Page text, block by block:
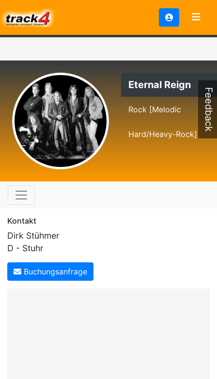
Eternal Reign
Rock [Melodic
Hard/Heavy-Rock]
Kontakt
Dirk Stühmer
D - Stuhr
Buchungsanfrage
Feedback